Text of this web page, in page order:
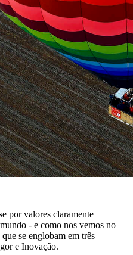
por valores claramente
- e como nos vemos no
se englobam em três
e Inovação.